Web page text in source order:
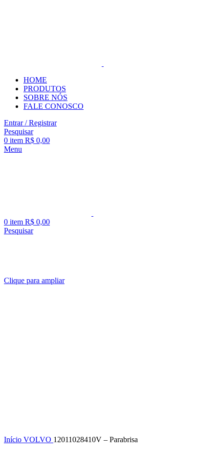
HOME
PRODUTOS
SOBRE NÓS
FALE CONOSCO
Entrar / Registrar
Pesquisar
0 item R$ 0,00
Menu
0 item R$ 0,00
Pesquisar
Clique para ampliar
Início VOLVO 12011028410V – Parabrisa